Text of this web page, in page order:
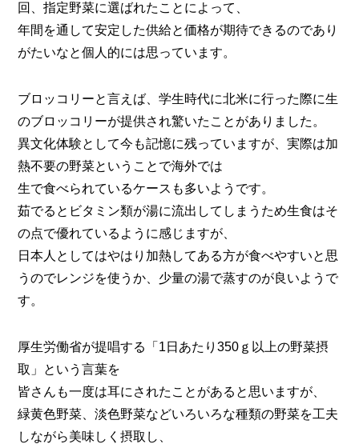
回、指定野菜に選ばれたことによって、
年間を通して安定した供給と価格が期待できるのであり
がたいなと個人的には思っています。
ブロッコリーと言えば、学生時代に北米に行った際に生
のブロッコリーが提供され驚いたことがありました。
異文化体験として今も記憶に残っていますが、実際は加
熱不要の野菜ということで海外では
生で食べられているケースも多いようです。
茹でるとビタミン類が湯に流出してしまうため生食はそ
の点で優れているように感じますが、
日本人としてはやはり加熱してある方が食べやすいと思
うのでレンジを使うか、少量の湯で蒸すのが良いようで
す。
厚生労働省が提唱する「1日あたり350ｇ以上の野菜摂
取」という言葉を
皆さんも一度は耳にされたことがあると思いますが、
緑黄色野菜、淡色野菜などいろいろな種類の野菜を工夫
しながら美味しく摂取し、